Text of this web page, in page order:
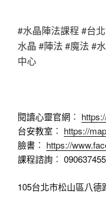
#水晶陣法課程 #台
水晶 #陣法 #魔法 #
中心
閱讀心靈官網︰
台安教室︰ https://
臉書︰ https://
課程諮詢︰
105台北市松山區八德